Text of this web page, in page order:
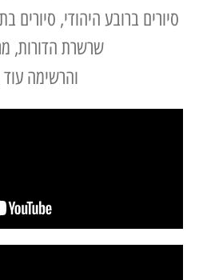
סיורים ברובע היהודי, סיורים
שרשרת הדורות,
והרשימה עוד